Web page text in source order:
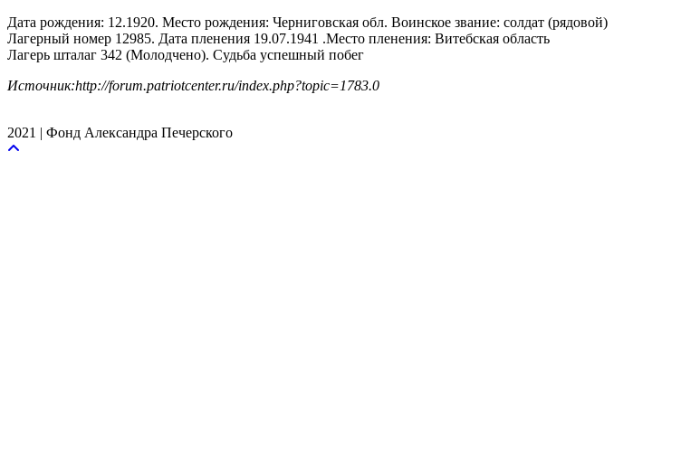
Дата рождения: 12.1920. Место рождения: Черниговская обл. Воинское звание: солдат (рядовой)
Лагерный номер 12985. Дата пленения 19.07.1941 .Место пленения: Витебская область
Лагерь шталаг 342 (Молодчено). Судьба успешный побег
Источник:http://forum.patriotcenter.ru/index.php?topic=1783.0
2021 | Фонд Александра Печерского